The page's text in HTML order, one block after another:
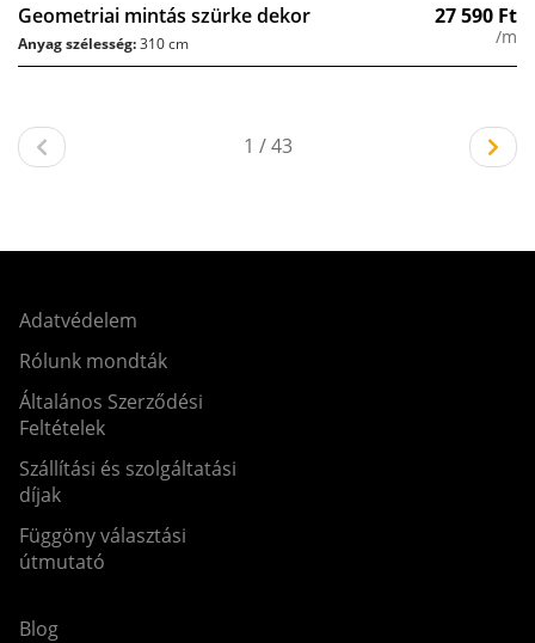
Geometriai mintás szürke dekor 27 590 Ft
/m
Anyag szélesség:310 cm
1 / 43
Adatvédelem
Rólunk mondták
Általános Szerződési
Feltételek
Szállítási és szolgáltatási
díjak
Függöny választási
útmutató
Blog